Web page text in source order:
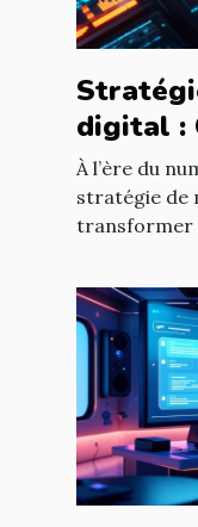
digital :
pour
À l’ère du
stratégie de
transformer